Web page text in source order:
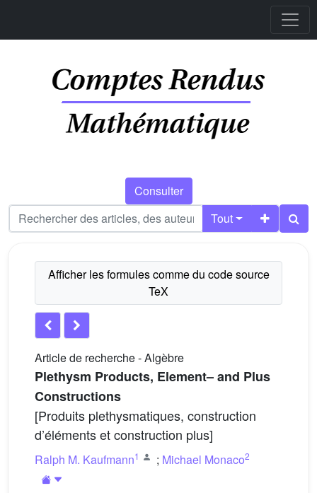
Consulter
Tout
Article de recherche - Algèbre
Plethysm Products, Element– and Plus
Constructions
[Produits plethysmatiques, construction
d’éléments et construction plus]
Ralph M. Kaufmann1 ; Michael Monaco2